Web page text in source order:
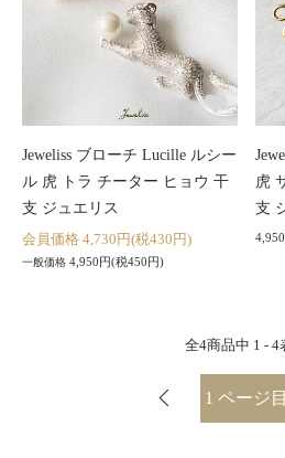
Jeweliss ブローチ Lucille ルシー
ル 虎 トラ チーター ヒョウ 干
支 ジュエリス
会員価格 4,730円(税430円)
一般価格 4,950円(税450円)
虎
支
全4商品中 1 - 4
1 ページ目